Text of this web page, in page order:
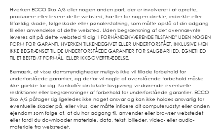
Hverken ECCO Sko A/S eller nogen anden part, der er involveret i at oprette,
producere eller levere dette websted, hæfter for nogen direkte, indirekte eller
tilfældig skade, følgeskade eller pønalerstatning, som måtte opstå af din adgang
til eller anvendelse af dette websted. Uden begrænsning af det ovennævnte
leveres alt på dette websted til dig "I FORHÅNDENVÆRENDE TILSTAND" UDEN NOGEN
FORM FOR GARANTI, HVERKEN TILKENDEGIVET ELLER UNDERFORSTÅET, INKLUSIVE MEN
IKKE BEGRÆNSET TIL DE UNDERFORSTÅEDE GARANTIER FOR SALGBARHED, EGNETHED
TIL ET BESTEMT FORMÅL, ELLER IKKE-OVERTRÆDELSE.
Bemærk, at visse domsmyndigheder muligvis ikke vil tillade forbehold for
underforståede garantier, og derfor vil nogle af ovenstående forbehold måske
ikke gælde for dig. Kontrollér din lokale lovgivning vedrørende eventuelle
restriktioner eller begrænsninger af forbehold for underforståede garantier. ECCO
Sko A/S påtager sig ligeledes ikke noget ansvar og kan ikke holdes ansvarlig for
eventuelle skader på, eller virus, der måtte inficere dit computerudstyr eller anden
ejendom som følge af, at du har adgang til, anvender eller browser webstedet,
eller fordi du downloader materiale, data, tekst, billeder, video- eller audio-
materiale fra webstedet.